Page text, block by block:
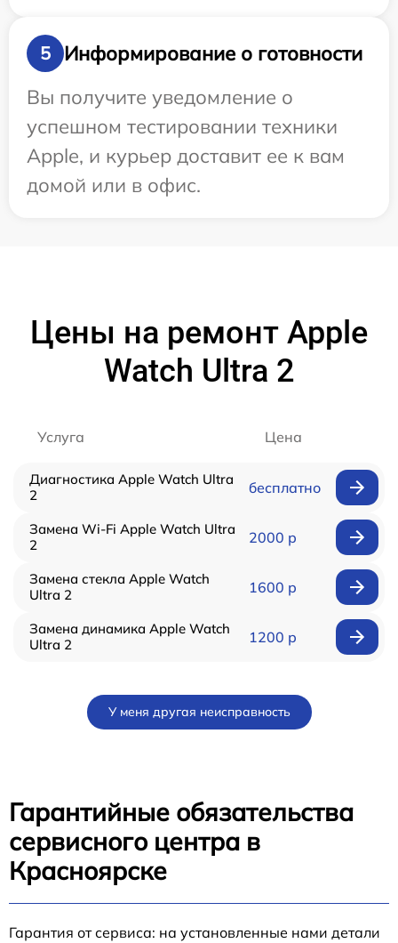
5
Информирование о готовности
Вы получите уведомление о
успешном тестировании техники
Apple, и курьер доставит ее к вам
домой или в офис.
Цены на ремонт Apple
Watch Ultra 2
Услуга Цена
Диагностика Apple Watch Ultra
2
бесплатно
Замена Wi-Fi Apple Watch Ultra
2
2000 р
Замена стекла Apple Watch
Ultra 2
1600 р
Замена динамика Apple Watch
Ultra 2
1200 р
У меня другая неисправность
Гарантийные обязательства
сервисного центра в
Красноярске
Гарантия от сервиса: на установленные нами детали